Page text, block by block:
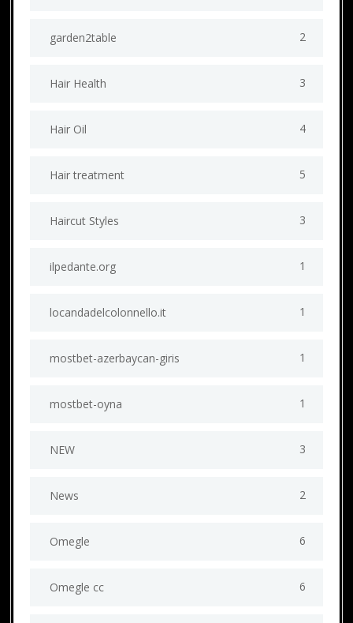
garden2table 2
Hair Health 3
Hair Oil 4
Hair treatment 5
Haircut Styles 3
ilpedante.org 1
locandadelcolonnello.it 1
mostbet-azerbaycan-giris 1
mostbet-oyna 1
NEW 3
News 2
Omegle 6
Omegle cc 6